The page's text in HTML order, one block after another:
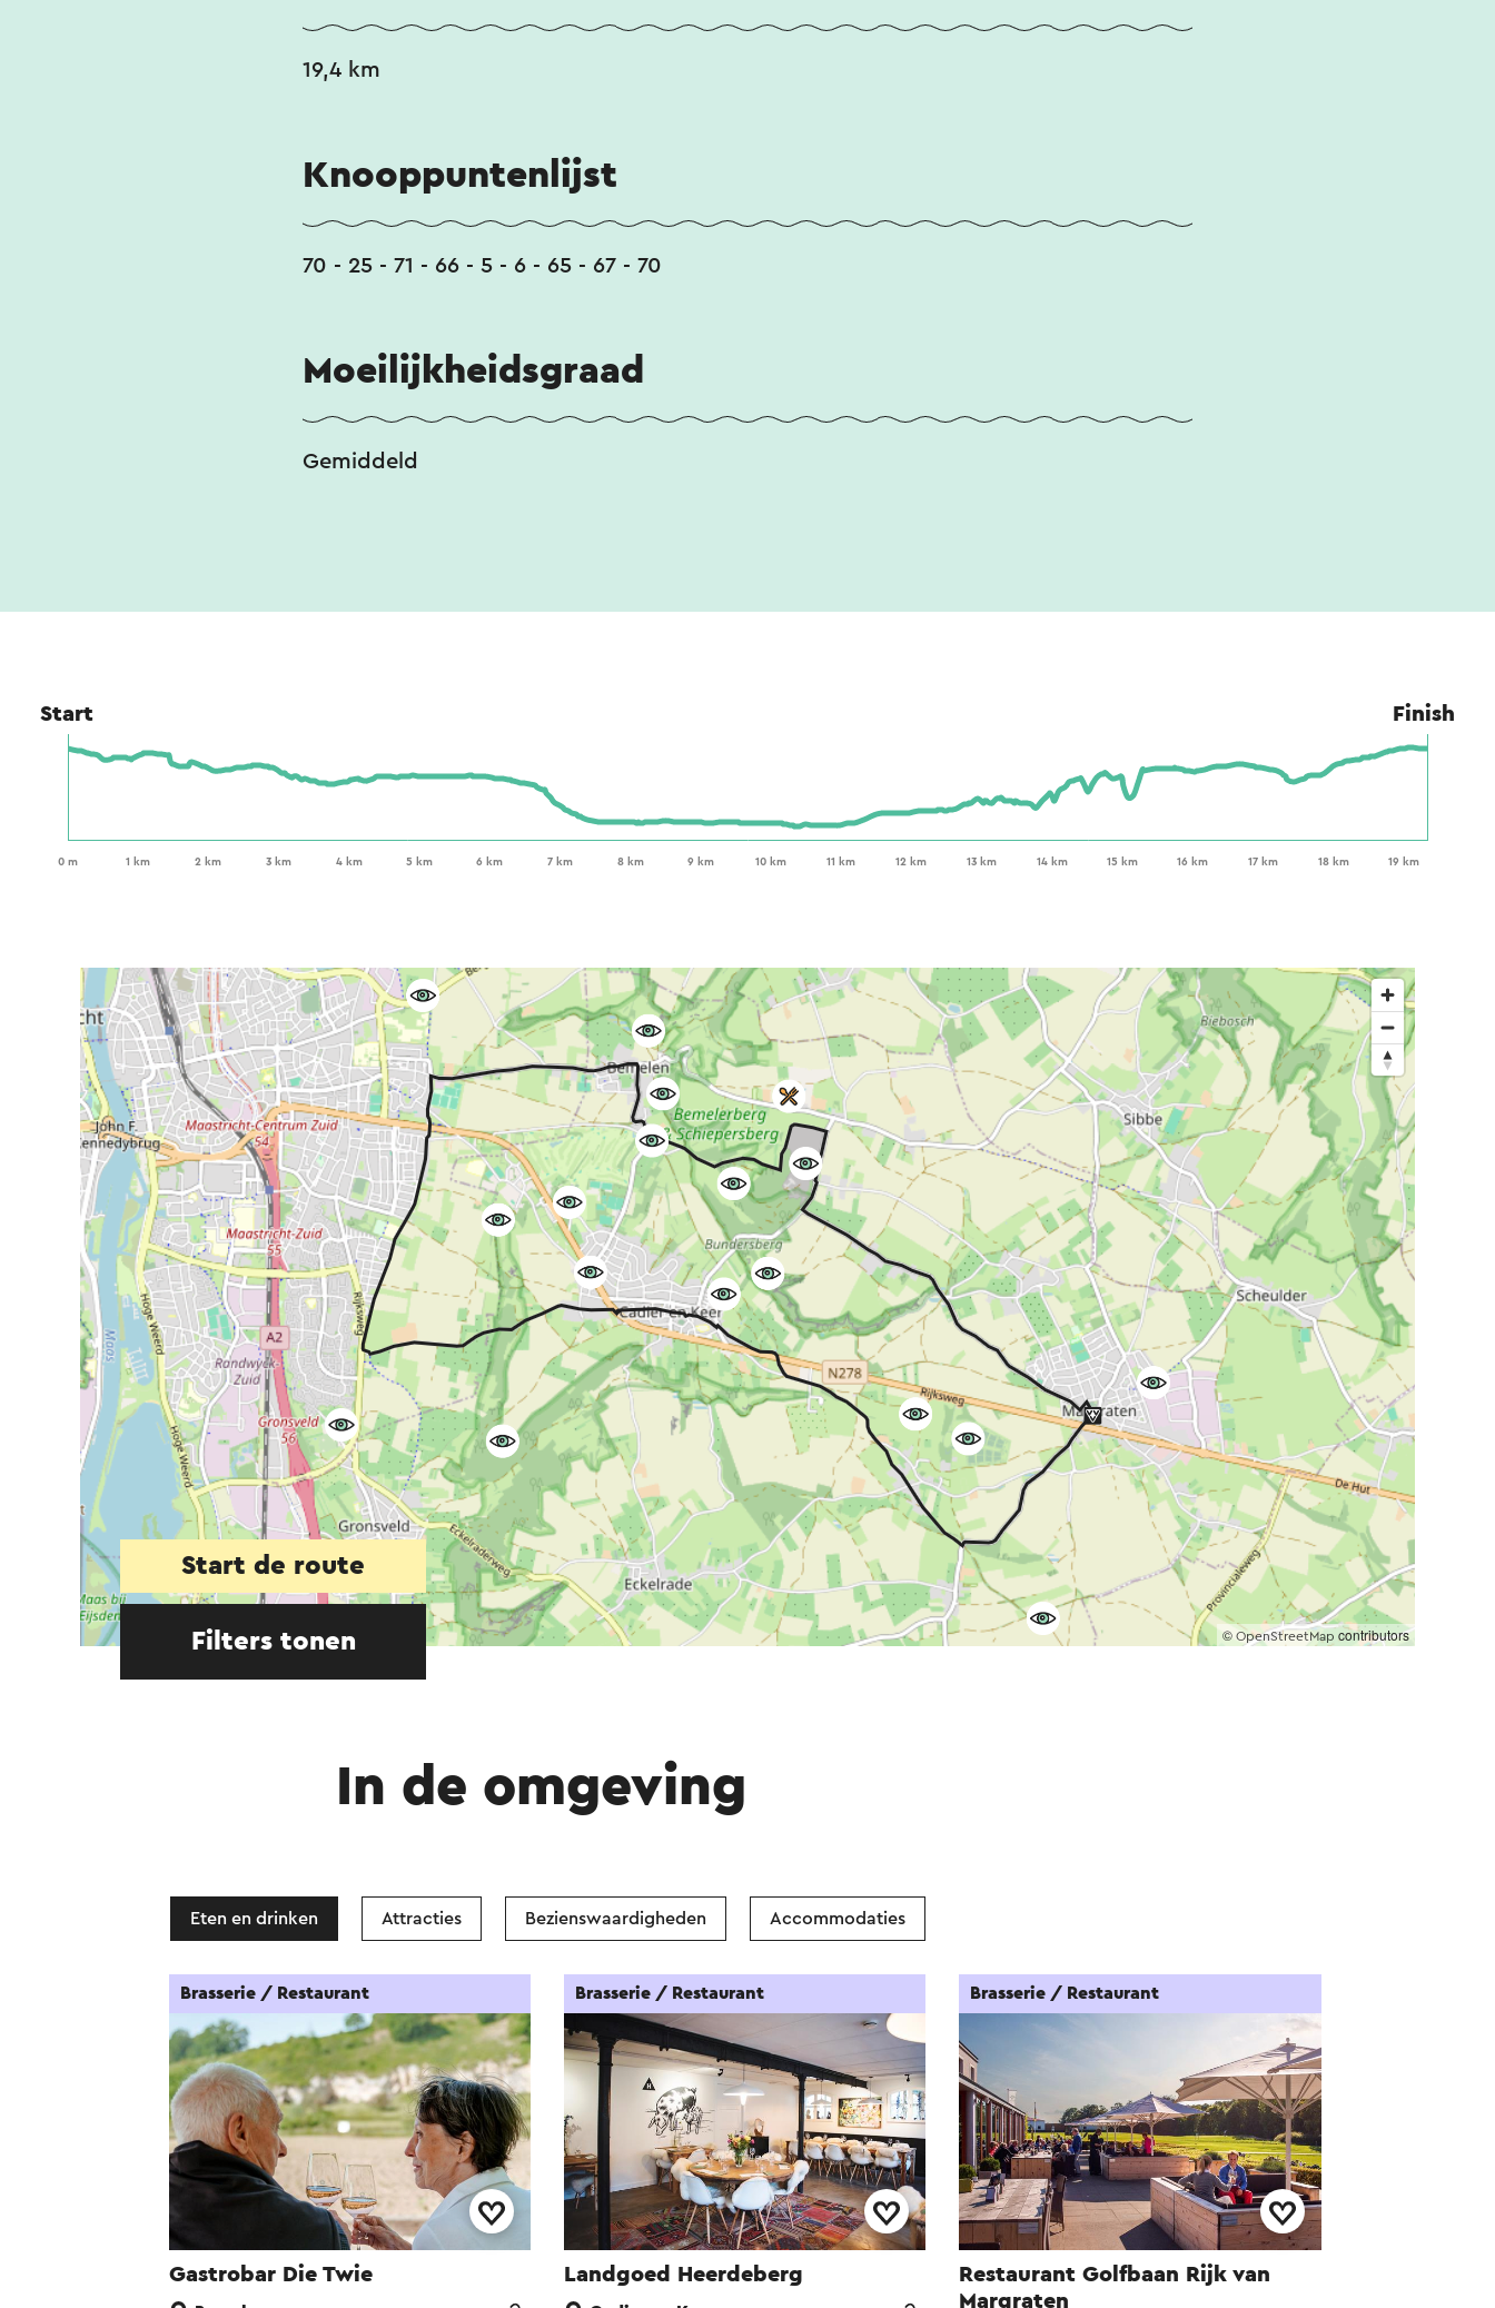
19,4 km
Knooppuntenlijst
70 - 25 - 71 - 66 - 5 - 6 - 65 - 67 - 70
Moeilijkheidsgraad
Gemiddeld
Start Finish
© OpenStreetMap contributors
Start de route
Filters tonen
In de omgeving
Eten en drinken Attracties Bezienswaardigheden Accommodaties
Gastrobar Die Twie
Brasserie / Restaurant
Landgoed Heerdeberg
Brasserie / Restaurant
Restaurant Golfbaan Rijk van
Margraten
Brasserie / Restaurant